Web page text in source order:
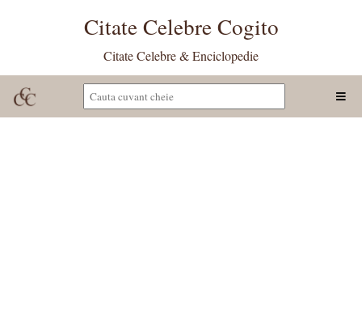
Citate Celebre Cogito
Citate Celebre & Enciclopedie